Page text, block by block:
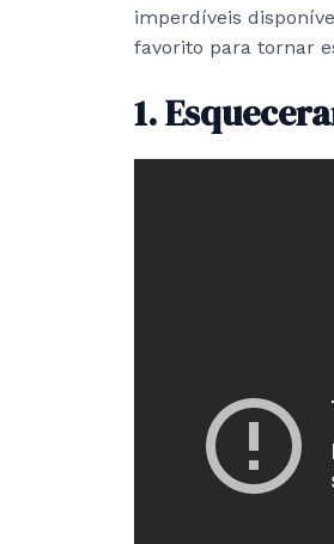
imperdíveis
favorito para tornar
1.